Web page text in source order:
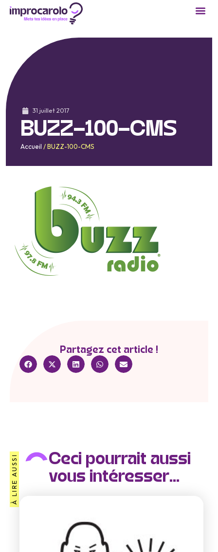
31 juillet 2017
BUZZ-100-CMS
Accueil /BUZZ-100-CMS
Partagez cet article !
À LIRE AUSSI
Ceci pourrait aussi
vous intéresser...